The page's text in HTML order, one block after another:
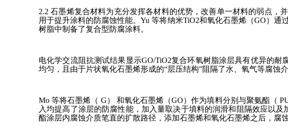
2.2 石墨烯复合材料为充分发挥各材料的优势，改善单一材料的弱点，
用于提升涂料的防腐蚀性能。Yu 等将纳米TiO2和氧化石墨烯（GO）
树脂中制备了复合型防腐涂料。
电化学交流阻抗测试结果显示GO/TiO2复合环氧树脂涂层具有优异的
均匀，且由于片状氧化石墨烯形成的“层压结构”阻隔了水、氧气等腐蚀
Mo 等将石墨烯（ G） 和氧化石墨烯（GO）作为填料分别与聚氨酯（
入均提高了涂层的防腐性能，加入量取决于填料的润滑和阻隔效应以
酯涂层内腐蚀介质笔直的扩散路径，添加石墨烯和氧化石墨烯之后，腐